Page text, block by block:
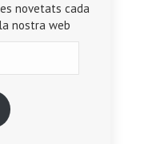
novetats cada
nostra web